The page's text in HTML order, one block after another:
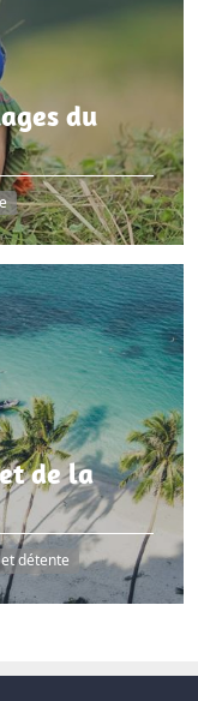
du
de la
détente